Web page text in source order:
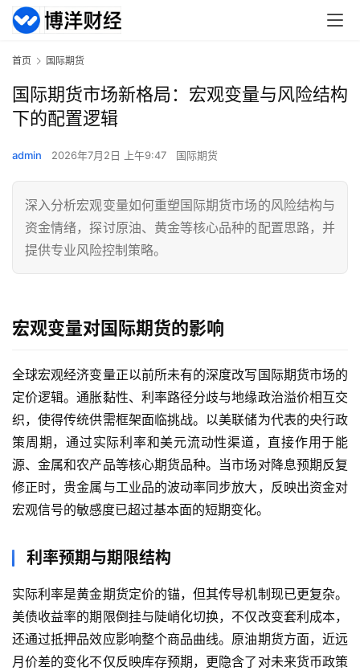
首页 国际期货
国际期货市场新格局：宏观变量与风险结构
下的配置逻辑
admin 2026年7月2日 上午9:47 国际期货
深入分析宏观变量如何重塑国际期货市场的风险结构与
资金情绪，探讨原油、黄金等核心品种的配置思路，并
提供专业风险控制策略。
宏观变量对国际期货的影响
全球宏观经济变量正以前所未有的深度改写国际期货市场的
定价逻辑。通胀黏性、利率路径分歧与地缘政治溢价相互交
织，使得传统供需框架面临挑战。以美联储为代表的央行政
策周期，通过实际利率和美元流动性渠道，直接作用于能
源、金属和农产品等核心期货品种。当市场对降息预期反复
修正时，贵金属与工业品的波动率同步放大，反映出资金对
宏观信号的敏感度已超过基本面的短期变化。
利率预期与期限结构
实际利率是黄金期货定价的锚，但其传导机制现已更复杂。
美债收益率的期限倒挂与陡峭化切换，不仅改变套利成本，
还通过抵押品效应影响整个商品曲线。原油期货方面，近远
月价差的变化不仅反映库存预期，更隐含了对未来货币政策